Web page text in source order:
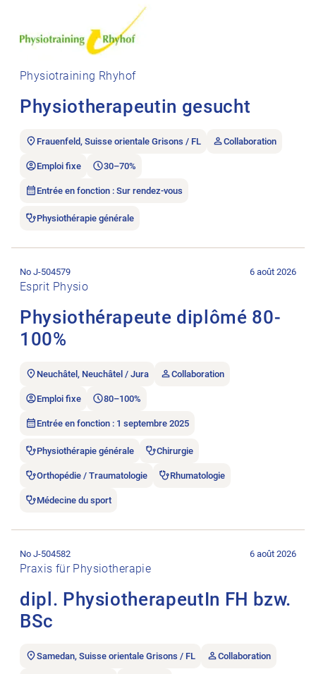
Physiotraining Rhyhof
Physiotherapeutin gesucht
Frauenfeld, Suisse orientale Grisons / FL Collaboration
Emploi fixe 30–70%
Entrée en fonction : Sur rendez-vous
Physiothérapie générale
Esprit Physio
Physiothérapeute diplômé 80-
100%
No J-504579 6 août 2026
Neuchâtel, Neuchâtel / Jura Collaboration
Emploi fixe 80–100%
Entrée en fonction : 1 septembre 2025
Physiothérapie générale Chirurgie
Orthopédie / Traumatologie Rhumatologie
Médecine du sport
Praxis für Physiotherapie
dipl. PhysiotherapeutIn FH bzw.
BSc
No J-504582 6 août 2026
Samedan, Suisse orientale Grisons / FL Collaboration